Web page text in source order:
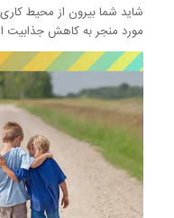
شاید شما بیرون از محیط
مورد منجر به کاهش جذابیت